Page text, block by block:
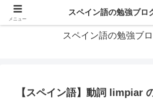
グアテマラで学習したスペイン語の
スペイン語の勉強ブ
【スペイン語】動詞 limpiar
メニュー
スペイン語の勉強ブロ